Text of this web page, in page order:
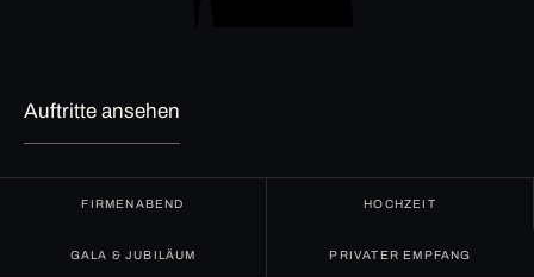
Auftritte ansehen
FIRMENABEND HOCHZEIT
GALA & JUBILÄUM PRIVATER EMPFANG